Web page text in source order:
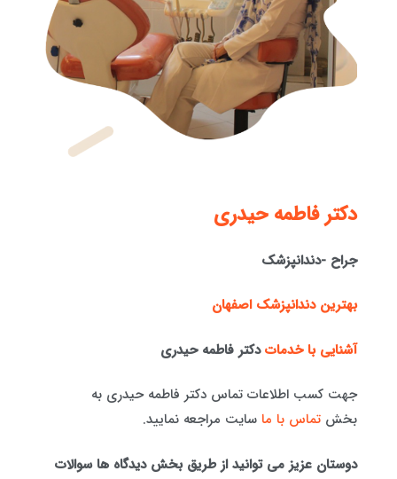
دكتر فاطمه حيدری
جراح -دندانپزشک
بهترین دندانپزشک اصفهان
آشنایی با خدماتدکتر فاطمه حیدری
جهت کسب اطلاعات تماس دکتر فاطمه حیدری به
بخش تماس با ما سایت مراجعه نمایید.
دوستان عزیز می توانید از طریق بخش دیدگاه ها سوالات